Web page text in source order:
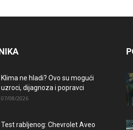
Klima ne hladi? Ovo su mogući
uzroci, dijagnoza i popravci
07/08/2026
Test rabljenog: Chevrolet Aveo